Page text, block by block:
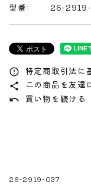
型番: 26-
error_outline 特定商取引法に
share この商品を友達
undo 買い物を続ける
26-2919-037